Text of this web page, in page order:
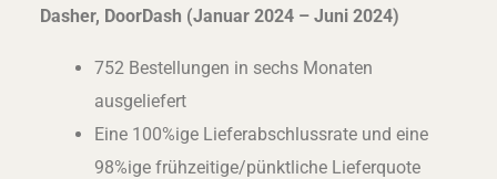
Dasher, DoorDash (Januar 2024 – Juni 2024)
752 Bestellungen in sechs Monaten
ausgeliefert
Eine 100%ige Lieferabschlussrate und eine
98%ige frühzeitige/pünktliche Lieferquote